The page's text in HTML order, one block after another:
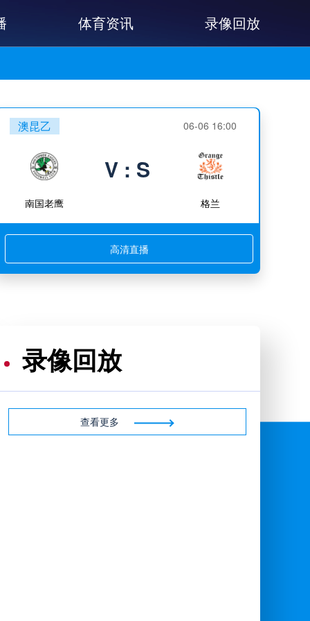
体育资讯 录像回放
澳昆乙 06-06 16:00
南国老鹰
V : S
格兰
高清直播
录像回放
查看更多